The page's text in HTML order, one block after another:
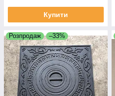
Купити
Розпродаж –33%